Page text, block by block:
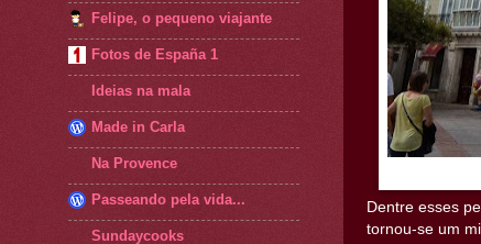
Dentre esses
tornou-se um
Felipe, o pequeno viajante
Fotos de España 1
Ideias na mala
Made in Carla
Na Provence
Passeando pela vida...
Sundaycooks